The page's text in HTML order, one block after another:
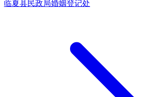
临夏县民政局婚姻登记处